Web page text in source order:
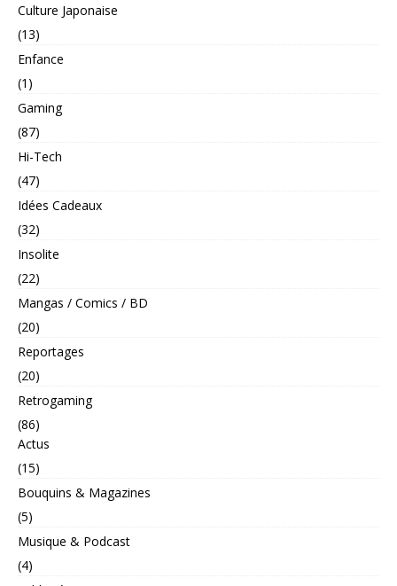
Culture Japonaise
(13)
Enfance
(1)
Gaming
(87)
Hi-Tech
(47)
Idées Cadeaux
(32)
Insolite
(22)
Mangas / Comics / BD
(20)
Reportages
(20)
Retrogaming
(86)
Actus
(15)
Bouquins & Magazines
(5)
Musique & Podcast
(4)